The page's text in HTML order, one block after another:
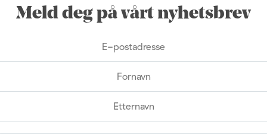
Meld deg på vårt nyhetsbrev